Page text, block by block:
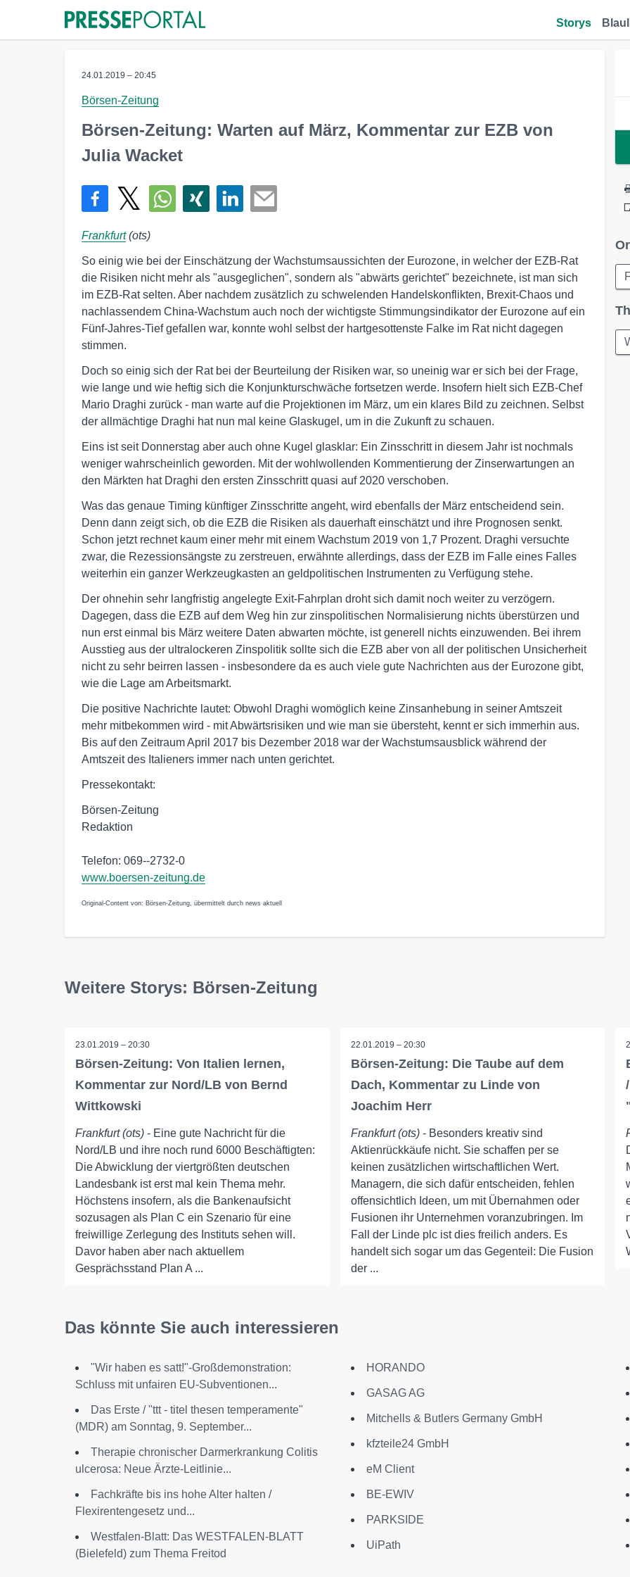
Storys
24.01.2019 – 20:45
Börsen-Zeitung
Börsen-Zeitung: Warten auf März, Kommentar zur EZB von
Julia Wacket
Frankfurt(ots)
So einig wie bei der Einschätzung der Wachstumsaussichten der Eurozone, in welcher der EZB-Rat
die Risiken nicht mehr als "ausgeglichen", sondern als "abwärts gerichtet" bezeichnete, ist man sich
im EZB-Rat selten. Aber nachdem zusätzlich zu schwelenden Handelskonflikten, Brexit-Chaos und
nachlassendem China-Wachstum auch noch der wichtigste Stimmungsindikator der Eurozone auf ein
Fünf-Jahres-Tief gefallen war, konnte wohl selbst der hartgesottenste Falke im Rat nicht dagegen
stimmen.
Doch so einig sich der Rat bei der Beurteilung der Risiken war, so uneinig war er sich bei der Frage,
wie lange und wie heftig sich die Konjunkturschwäche fortsetzen werde. Insofern hielt sich EZB-Chef
Mario Draghi zurück - man warte auf die Projektionen im März, um ein klares Bild zu zeichnen. Selbst
der allmächtige Draghi hat nun mal keine Glaskugel, um in die Zukunft zu schauen.
Eins ist seit Donnerstag aber auch ohne Kugel glasklar: Ein Zinsschritt in diesem Jahr ist nochmals
weniger wahrscheinlich geworden. Mit der wohlwollenden Kommentierung der Zinserwartungen an
den Märkten hat Draghi den ersten Zinsschritt quasi auf 2020 verschoben.
Was das genaue Timing künftiger Zinsschritte angeht, wird ebenfalls der März entscheidend sein.
Denn dann zeigt sich, ob die EZB die Risiken als dauerhaft einschätzt und ihre Prognosen senkt.
Schon jetzt rechnet kaum einer mehr mit einem Wachstum 2019 von 1,7 Prozent. Draghi versuchte
zwar, die Rezessionsängste zu zerstreuen, erwähnte allerdings, dass der EZB im Falle eines Falles
weiterhin ein ganzer Werkzeugkasten an geldpolitischen Instrumenten zu Verfügung stehe.
Der ohnehin sehr langfristig angelegte Exit-Fahrplan droht sich damit noch weiter zu verzögern.
Dagegen, dass die EZB auf dem Weg hin zur zinspolitischen Normalisierung nichts überstürzen und
nun erst einmal bis März weitere Daten abwarten möchte, ist generell nichts einzuwenden. Bei ihrem
Ausstieg aus der ultralockeren Zinspolitik sollte sich die EZB aber von all der politischen Unsicherheit
nicht zu sehr beirren lassen - insbesondere da es auch viele gute Nachrichten aus der Eurozone gibt,
wie die Lage am Arbeitsmarkt.
Die positive Nachrichte lautet: Obwohl Draghi womöglich keine Zinsanhebung in seiner Amtszeit
mehr mitbekommen wird - mit Abwärtsrisiken und wie man sie übersteht, kennt er sich immerhin aus.
Bis auf den Zeitraum April 2017 bis Dezember 2018 war der Wachstumsausblick während der
Amtszeit des Italieners immer nach unten gerichtet.
Pressekontakt:
Börsen-Zeitung
Redaktion
Telefon: 069--2732-0
www.boersen-zeitung.de
Original-Content von: Börsen-Zeitung, übermittelt durch news aktuell
Weitere Storys: Börsen-Zeitung
23.01.2019 – 20:30
Börsen-Zeitung: Von Italien lernen,
Kommentar zur Nord/LB von Bernd
Wittkowski
Frankfurt (ots) - Eine gute Nachricht für die
Nord/LB und ihre noch rund 6000 Beschäftigten:
Die Abwicklung der viertgrößten deutschen
Landesbank ist erst mal kein Thema mehr.
Höchstens insofern, als die Bankenaufsicht
sozusagen als Plan C ein Szenario für eine
freiwillige Zerlegung des Instituts sehen will.
Davor haben aber nach aktuellem
Gesprächsstand Plan A ...
22.01.2019 – 20:30
Börsen-Zeitung: Die Taube auf dem
Dach, Kommentar zu Linde von
Joachim Herr
Frankfurt (ots)- Besonders kreativ sind
Aktienrückkäufe nicht. Sie schaffen per se
keinen zusätzlichen wirtschaftlichen Wert.
Managern, die sich dafür entscheiden, fehlen
offensichtlich Ideen, um mit Übernahmen oder
Fusionen ihr Unternehmen voranzubringen. Im
Fall der Linde plc ist dies freilich anders. Es
handelt sich sogar um das Gegenteil: Die Fusion
der ...
Das könnte Sie auch interessieren
"Wir haben es satt!"-Großdemonstration:
Schluss mit unfairen EU-Subventionen...
Das Erste / "ttt - titel thesen temperamente"
(MDR) am Sonntag, 9. September...
Therapie chronischer Darmerkrankung Colitis
ulcerosa: Neue Ärzte-Leitlinie...
Fachkräfte bis ins hohe Alter halten /
Flexirentengesetz und...
Westfalen-Blatt: Das WESTFALEN-BLATT
(Bielefeld) zum Thema Freitod
HORANDO
GASAG AG
Mitchells & Butlers Germany GmbH
kfzteile24 GmbH
eM Client
BE-EWIV
PARKSIDE
UiPath